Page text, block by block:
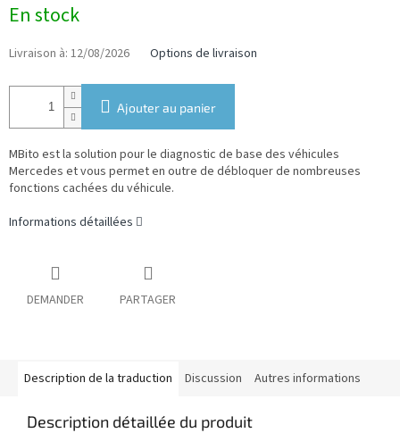
de
mesure:
En stock
Livraison à: 12/08/2026 Options de livraison
Ajouter au panier
MBito est la solution pour le diagnostic de base des véhicules
Mercedes et vous permet en outre de débloquer de nombreuses
fonctions cachées du véhicule.
Informations détaillées
DEMANDER PARTAGER
Description de la traduction Discussion Autres informations
Description détaillée du produit